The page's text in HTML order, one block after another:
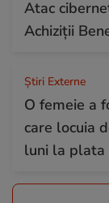
Atac
Achiziții
Știri Externe
O femeie a
care locuia
luni la plata